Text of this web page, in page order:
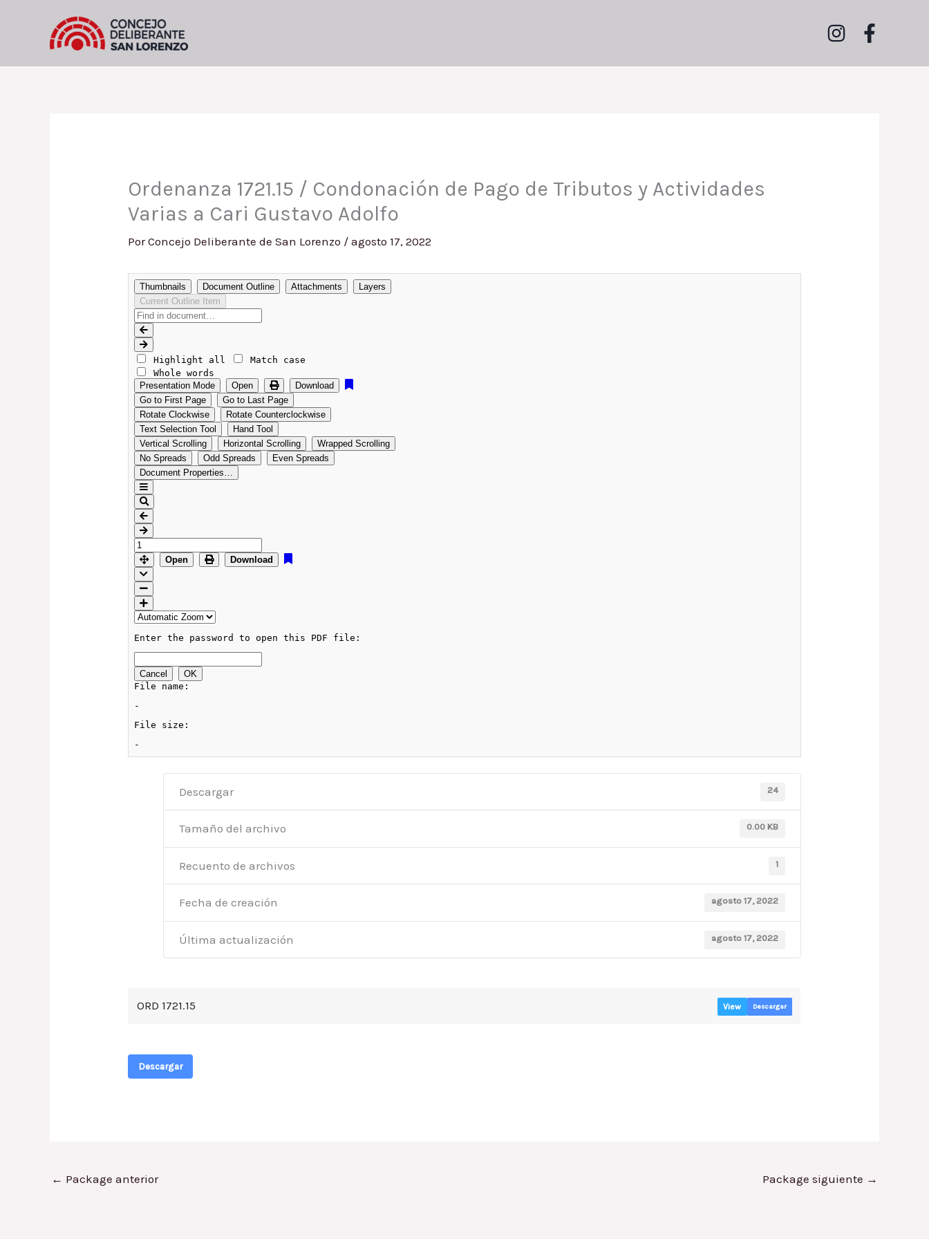
contenido
Ordenanza 1721.15 / Condonación de Pago de Tributos y Actividades
Varias a Cari Gustavo Adolfo
PorConcejo Deliberante de San Lorenzo /agosto 17, 2022
Descargar 24
Tamaño del archivo 0.00 KB
Recuento de archivos 1
Fecha de creación agosto 17, 2022
Última actualización agosto 17, 2022
ORD 1721.15 View Descargar
Descargar
← Package anterior Package siguiente →